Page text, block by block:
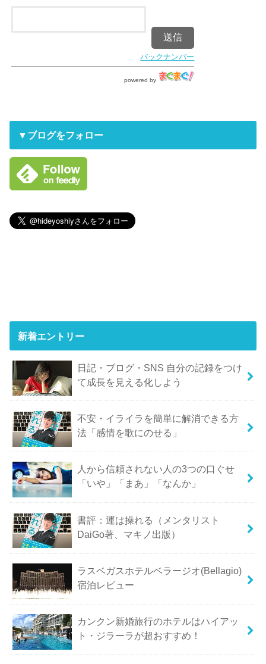
バックナンバー
powered by
▼ブログをフォロー
新着エントリー
日記・ブログ・SNS 自分の記録をつけ
て成長を見える化しよう
不安・イライラを簡単に解消できる方
法「感情を歌にのせる」
人から信頼されない人の3つの口ぐせ
「いや」「まあ」「なんか」
書評：運は操れる（メンタリスト
DaiGo著、マキノ出版）
ラスベガスホテルベラージオ(Bellagio)
宿泊レビュー
カンクン新婚旅行のホテルはハイアッ
ト・ジラーラが超おすすめ！